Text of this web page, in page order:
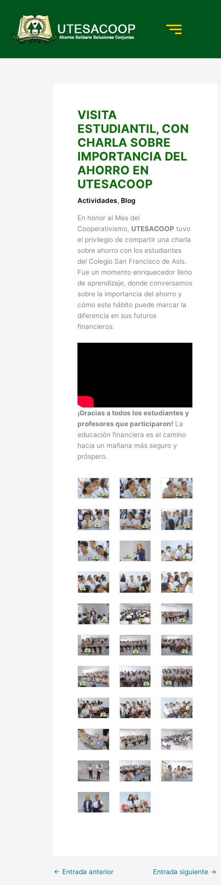
contenido
VISITA
ESTUDIANTIL, CON
CHARLA SOBRE
IMPORTANCIA DEL
AHORRO EN
UTESACOOP
Actividades, Blog
En honor al Mes del
Cooperativismo, UTESACOOP tuvo
el privilegio de compartir una charla
sobre ahorro con los estudiantes
del Colegio San Francisco de Asís.
Fue un momento enriquecedor lleno
de aprendizaje, donde conversamos
sobre la importancia del ahorro y
cómo este hábito puede marcar la
diferencia en sus futuros
financieros.
¡Gracias a todos los estudiantes y
profesores que participaron! La
educación financiera es el camino
hacia un mañana más seguro y
próspero.
← Entrada anterior Entrada siguiente →